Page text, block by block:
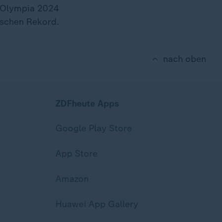
2024
Rekord.
nach oben